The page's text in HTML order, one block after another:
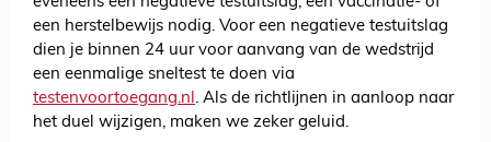
een herstelbewijs nodig. Voor een negatieve testuitslag
dien je binnen 24 uur voor aanvang van de wedstrijd
een eenmalige sneltest te doen via
testenvoortoegang.nl. Als de richtlijnen in aanloop naar
het duel wijzigen, maken we zeker geluid.